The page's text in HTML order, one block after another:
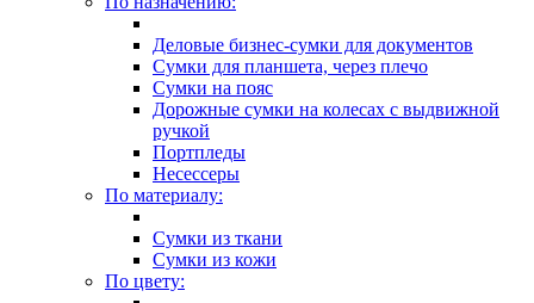
Деловые бизнес-сумки для документов
Сумки для планшета, через плечо
Сумки на пояс
Дорожные сумки на колесах с выдвижной
ручкой
Портпледы
Несессеры
По материалу:
Сумки из ткани
Сумки из кожи
По цвету: